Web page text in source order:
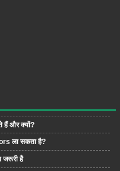
हैं और क्यों?
ला सकता है?
है